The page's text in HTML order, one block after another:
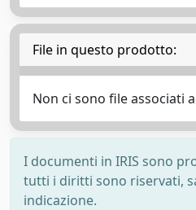
File in questo prodotto:
Non ci sono file associati
I documenti in IRIS sono
tutti i diritti sono riservati,
indicazione.